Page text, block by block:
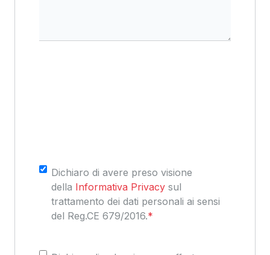
Consenso*
Dichiaro di avere preso visione
della Informativa Privacy sul
trattamento dei dati personali ai sensi
del Reg.CE 679/2016.*